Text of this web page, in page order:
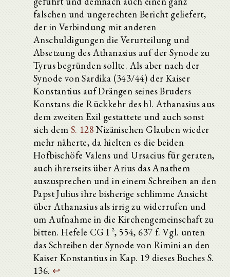
falschen und ungerechten Bericht geliefert,
der in Verbindung mit anderen
Anschuldigungen die Verurteilung und
Absetzung des Athanasius auf der Synode zu
Tyrus begründen sollte. Als aber nach der
Synode von Sardika (343/44) der Kaiser
Konstantius auf Drängen seines Bruders
Konstans die Rückkehr des hl. Athanasius aus
dem zweiten Exil gestattete und auch sonst
sich dem S. 128Nizänischen Glauben wieder
mehr näherte, da hielten es die beiden
Hofbischöfe Valens und Ursacius für geraten,
auch ihrerseits über Arius das Anathem
auszusprechen und in einem Schreiben an den
Papst Julius ihre bisherige schlimme Ansicht
über Athanasius als irrig zu widerrufen und
um Aufnahme in die Kirchengemeinschaft zu
bitten. Hefele CG I ², 554, 637 f. Vgl. unten
das Schreiben der Synode von Rimini an den
Kaiser Konstantius in Kap. 19 dieses Buches S.
136. ↩